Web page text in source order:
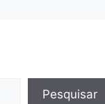
Pesquisar